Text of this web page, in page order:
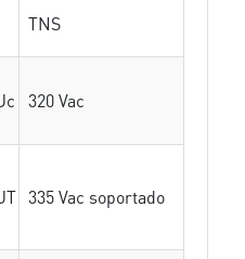
TNS
320 Vac
335 Vac soportado